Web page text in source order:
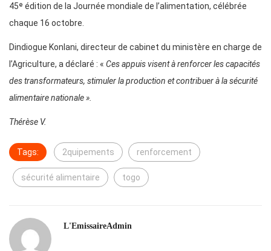
45ᵉ édition de la Journée mondiale de l’alimentation, célébrée
chaque 16 octobre.
Dindiogue Konlani, directeur de cabinet du ministère en charge de
l’Agriculture, a déclaré : « Ces appuis visent à renforcer les capacités
des transformateurs, stimuler la production et contribuer à la sécurité
alimentaire nationale».
Thérèse V.
Tags: 2quipements renforcement
sécurité alimentaire togo
L'EmissaireAdmin